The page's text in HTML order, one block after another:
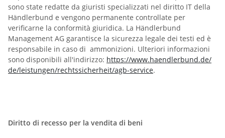
sono state redatte da giuristi specializzati nel diritto IT della
Händlerbund e vengono permanente controllate per
verificarne la conformità giuridica. La Händlerbund
Management AG garantisce la sicurezza legale dei testi ed è
responsabile in caso di ammonizioni. Ulteriori informazioni
sono disponibili all'indirizzo: https://www.haendlerbund.de/
de/leistungen/rechtssicherheit/agb-service.
Diritto di recesso per la vendita di beni